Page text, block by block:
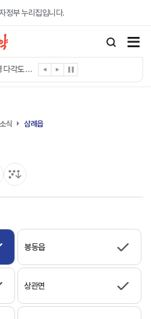
정부 누리집입니다.
편 운영
완주군 청소년, 초록우산 지원으로 치과 치료
완주군, 읍·면별 의료 환경 다각도 진단한다
완주군, 모바일 헬스케어 “내 건강 변화 직접 확인”
전북은행, 완주군에 ‘시원키트’ 60세트 기탁
식 삼례읍
봉동읍
상관면